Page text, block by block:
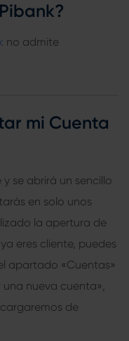
no admite
mi Cuenta
se abrirá un sencillo
en solo unos
la apertura de
ya eres cliente, puedes
apartado «Cuentas»
nueva cuenta»,
de